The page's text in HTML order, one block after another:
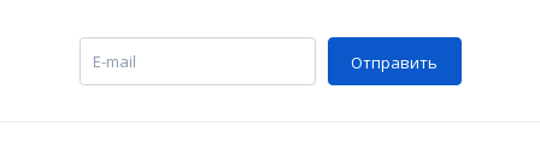
Отправить